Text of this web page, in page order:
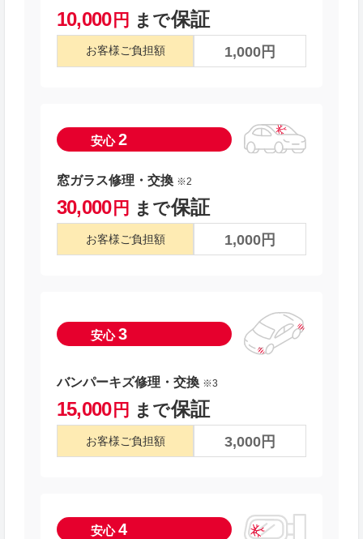
10,000円 まで保証
お客様ご負担額 1,000円
安心2
窓ガラス修理・交換 ※2
30,000円 まで保証
お客様ご負担額 1,000円
安心3
バンパーキズ修理・交換 ※3
15,000円 まで保証
お客様ご負担額 3,000円
安心4